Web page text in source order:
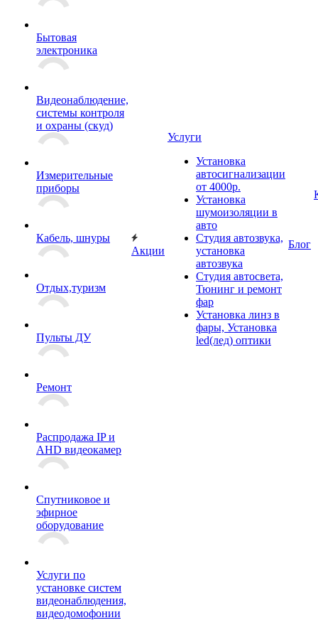
Бытовая
электроника
Видеонаблюдение,
системы контроля
и охраны (скуд)
Измерительные
приборы
Кабель, шнуры
Отдых,туризм
Пульты ДУ
Ремонт
Распродажа IP и
AHD видеокамер
Спутниковое и
эфирное
оборудование
Услуги по
установке систем
видеонаблюдения,
видеодомофонии
Акции
Услуги
Установка
автосигнализации
от 4000р.
Установка
шумоизоляции в
авто
Студия автозвука,
установка
автозвука
Студия автосвета,
Тюнинг и ремонт
фар
Установка линз в
фары, Установка
led(лед) оптики
Блог